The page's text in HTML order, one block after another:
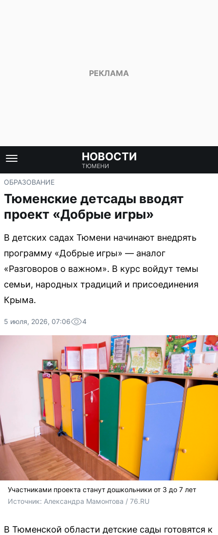
НОВОСТИ
ТЮМЕНИ
ОБРАЗОВАНИЕ
Тюменские детсады вводят
проект «Добрые игры»
В детских садах Тюмени начинают внедрять
программу «Добрые игры» — аналог
«Разговоров о важном». В курс войдут темы
семьи, народных традиций и присоединения
Крыма.
5 июля, 2026, 07:06 4
Участниками проекта станут дошкольники от 3 до 7 лет
Источник: Александра Мамонтова / 76.RU
В Тюменской области детские сады готовятся к